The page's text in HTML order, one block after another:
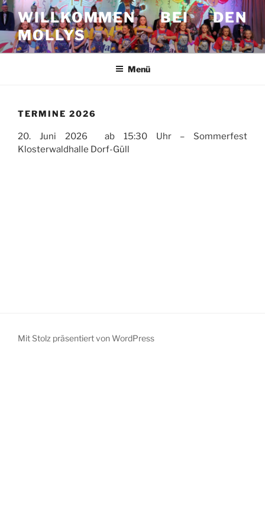
Zum
Inhalt
springen
WILLKOMMEN BEI DEN
MOLLYS
Menü
TERMINE 2026
20. Juni 2026 ab 15:30 Uhr – Sommerfest
Klosterwaldhalle Dorf-Güll
Mit Stolz präsentiert von WordPress